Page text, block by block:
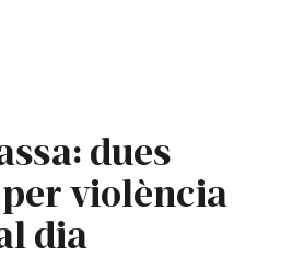
dues
violència
dia